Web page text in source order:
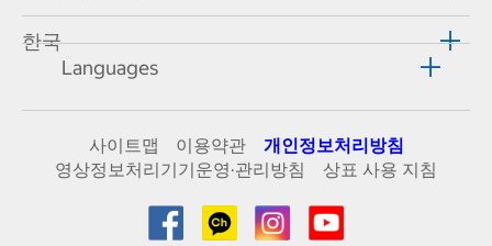
한국
Languages
사이트맵 이용약관
개인정보처리방침
영상정보처리기기운영·관리방침
상표 사용 지침